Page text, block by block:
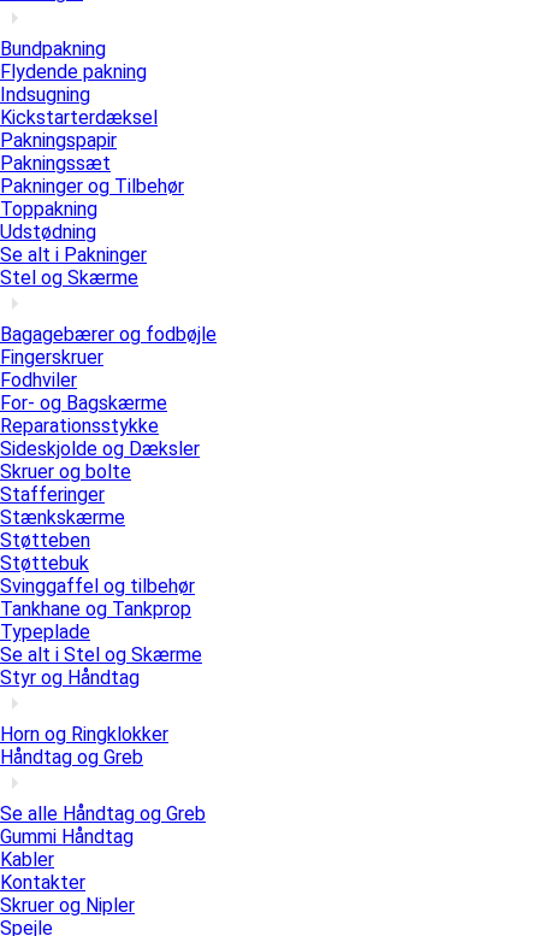
Bundpakning
Flydende pakning
Indsugning
Kickstarterdæksel
Pakningspapir
Pakningssæt
Pakninger og Tilbehør
Toppakning
Udstødning
Se alt i Pakninger
Stel og Skærme
Bagagebærer og fodbøjle
Fingerskruer
Fodhviler
For- og Bagskærme
Reparationsstykke
Sideskjolde og Dæksler
Skruer og bolte
Stafferinger
Stænkskærme
Støtteben
Støttebuk
Svinggaffel og tilbehør
Tankhane og Tankprop
Typeplade
Se alt i Stel og Skærme
Styr og Håndtag
Horn og Ringklokker
Håndtag og Greb
Se alle Håndtag og Greb
Gummi Håndtag
Kabler
Kontakter
Skruer og Nipler
Spejle